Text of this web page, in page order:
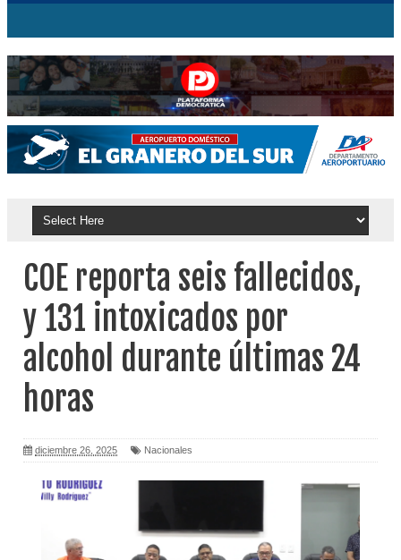
COE reporta seis fallecidos,
y 131 intoxicados por
alcohol durante últimas 24
horas
diciembre 26, 2025 Nacionales